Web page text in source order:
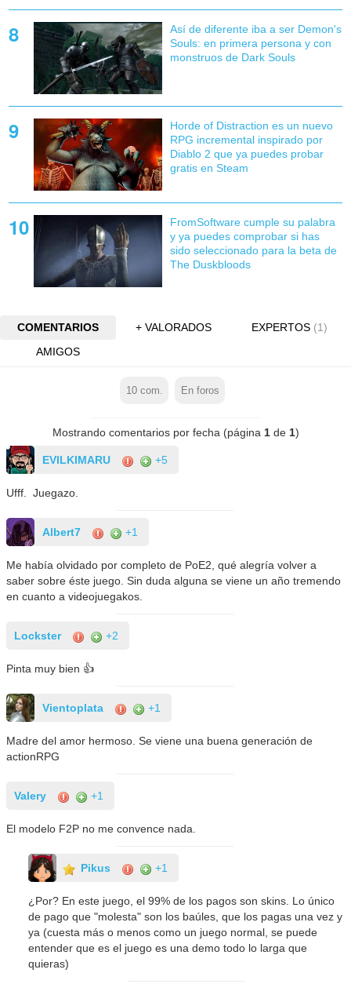
Así de diferente iba a ser Demon's
Souls: en primera persona y con
monstruos de Dark Souls
Horde of Distraction es un nuevo
RPG incremental inspirado por
Diablo 2 que ya puedes probar
gratis en Steam
FromSoftware cumple su palabra
y ya puedes comprobar si has
sido seleccionado para la beta de
The Duskbloods
COMENTARIOS + VALORADOS EXPERTOS (1)
AMIGOS
10com. En foros
Mostrando comentarios por fecha (página 1de 1)
EVILKIMARU +5
Ufff. Juegazo.
Albert7 +1
Me había olvidado por completo de PoE2, qué alegría volver a
saber sobre éste juego. Sin duda alguna se viene un año tremendo
en cuanto a videojuegakos.
Lockster +2
Pinta muy bien 👍
Vientoplata +1
Madre del amor hermoso. Se viene una buena generación de
actionRPG
Valery +1
El modelo F2P no me convence nada.
Pikus +1
¿Por? En este juego, el 99% de los pagos son skins. Lo único
de pago que "molesta" son los baúles, que los pagas una vez y
ya (cuesta más o menos como un juego normal, se puede
entender que es el juego es una demo todo lo larga que
quieras)